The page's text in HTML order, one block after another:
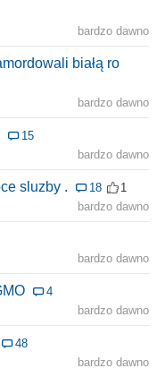
bardzo dawno
białą ro
bardzo dawno
15
bardzo dawno
sluzby . 18
1
bardzo dawno
bardzo dawno
4
bardzo dawno
48
bardzo dawno